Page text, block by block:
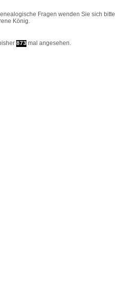
Fragen wenden Sie sich bitte
König.
873 mal angesehen.